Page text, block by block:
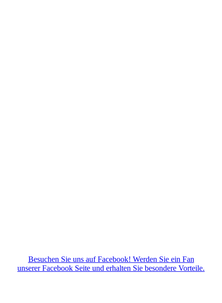
Besuchen Sie uns auf Facebook! Werden Sie ein Fan
unserer Facebook Seite und erhalten Sie besondere Vorteile.